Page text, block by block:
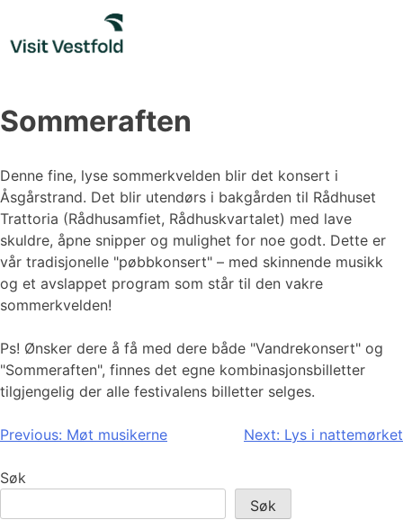
content
Sommeraften
Denne fine, lyse sommerkvelden blir det konsert i
Åsgårstrand. Det blir utendørs i bakgården til Rådhuset
Trattoria (Rådhusamfiet, Rådhuskvartalet) med lave
skuldre, åpne snipper og mulighet for noe godt. Dette er
vår tradisjonelle "pøbbkonsert" – med skinnende musikk
og et avslappet program som står til den vakre
sommerkvelden!
Ps! Ønsker dere å få med dere både "Vandrekonsert" og
"Sommeraften", finnes det egne kombinasjonsbilletter
tilgjengelig der alle festivalens billetter selges.
Innleggsnavigasjon
Previous: Møt musikerne Next: Lys i nattemørket
Søk
Søk